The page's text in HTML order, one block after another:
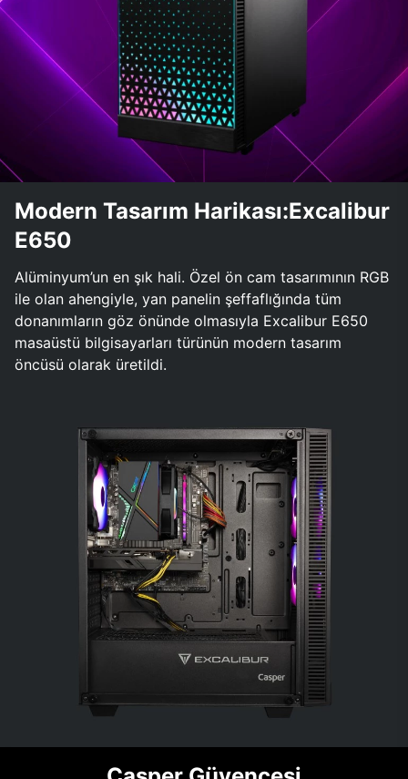
Modern Tasarım Harikası:Excalibur
E650
Alüminyum’un en şık hali. Özel ön cam tasarımının RGB
ile olan ahengiyle, yan panelin şeffaflığında tüm
donanımların göz önünde olmasıyla Excalibur E650
masaüstü bilgisayarları türünün modern tasarım
öncüsü olarak üretildi.